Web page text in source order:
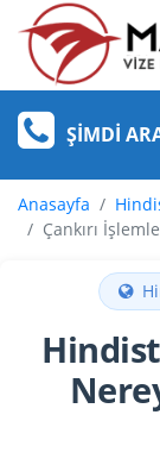
ŞIMDI
Anasayfa
Çankırı